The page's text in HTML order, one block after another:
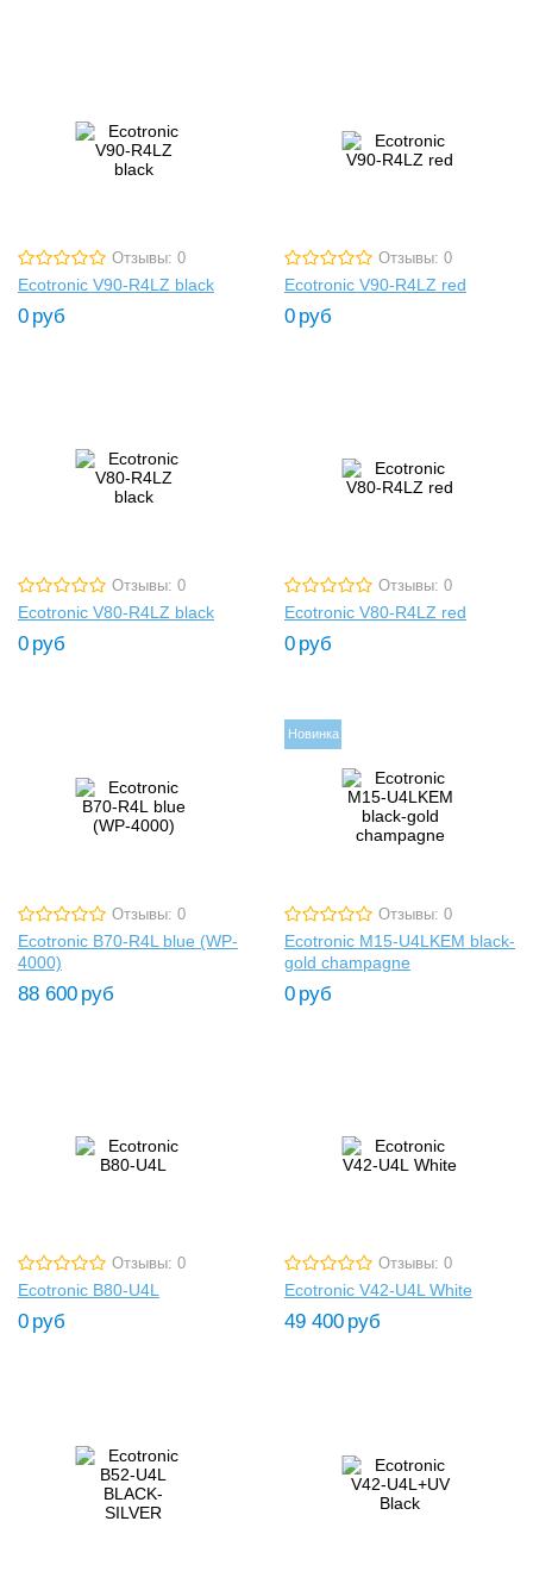
Отзывы: 0
Ecotronic V90-R4LZ black
0 руб
Отзывы: 0
Ecotronic V90-R4LZ red
0 руб
Отзывы: 0
Ecotronic V80-R4LZ black
0 руб
Отзывы: 0
Ecotronic V80-R4LZ red
0 руб
Отзывы: 0
Ecotronic B70-R4L blue (WP-
4000)
88 600 руб
Новинка
Отзывы: 0
Ecotronic M15-U4LKEM black-
gold champagne
0 руб
Отзывы: 0
Ecotronic B80-U4L
0 руб
Отзывы: 0
Ecotronic V42-U4L White
49 400 руб